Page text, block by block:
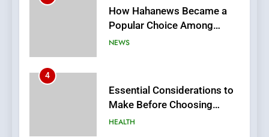
Essential Considerations to
Make Before Choosing
0123movies: Discovering
Hidden Gems and Popular